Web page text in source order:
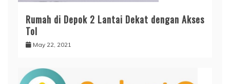
Rumah di Depok 2 Lantai Dekat dengan Akses
Tol
May 22, 2021